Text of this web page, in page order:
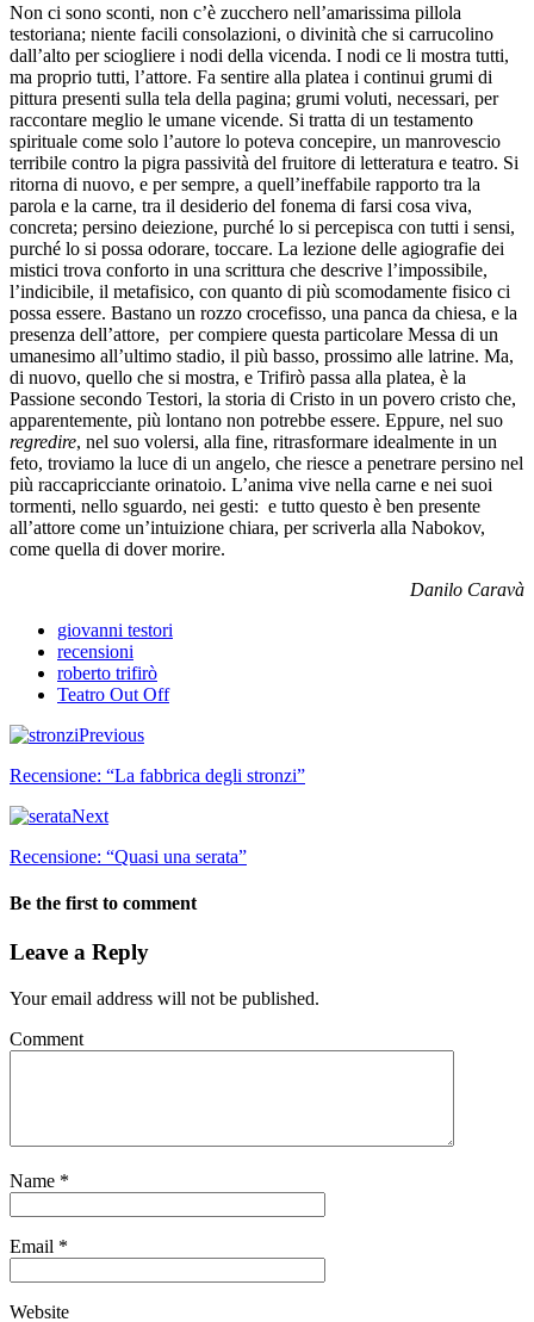
Non ci sono sconti, non c’è zucchero nell’amarissima pillola
testoriana; niente facili consolazioni, o divinità che si carrucolino
dall’alto per sciogliere i nodi della vicenda. I nodi ce li mostra tutti,
ma proprio tutti, l’attore. Fa sentire alla platea i continui grumi di
pittura presenti sulla tela della pagina; grumi voluti, necessari, per
raccontare meglio le umane vicende. Si tratta di un testamento
spirituale come solo l’autore lo poteva concepire, un manrovescio
terribile contro la pigra passività del fruitore di letteratura e teatro. Si
ritorna di nuovo, e per sempre, a quell’ineffabile rapporto tra la
parola e la carne, tra il desiderio del fonema di farsi cosa viva,
concreta; persino deiezione, purché lo si percepisca con tutti i sensi,
purché lo si possa odorare, toccare. La lezione delle agiografie dei
mistici trova conforto in una scrittura che descrive l’impossibile,
l’indicibile, il metafisico, con quanto di più scomodamente fisico ci
possa essere. Bastano un rozzo crocefisso, una panca da chiesa, e la
presenza dell’attore, per compiere questa particolare Messa di un
umanesimo all’ultimo stadio, il più basso, prossimo alle latrine. Ma,
di nuovo, quello che si mostra, e Trifirò passa alla platea, è la
Passione secondo Testori, la storia di Cristo in un povero cristo che,
apparentemente, più lontano non potrebbe essere. Eppure, nel suo
regredire, nel suo volersi, alla fine, ritrasformare idealmente in un
feto, troviamo la luce di un angelo, che riesce a penetrare persino nel
più raccapricciante orinatoio. L’anima vive nella carne e nei suoi
tormenti, nello sguardo, nei gesti: e tutto questo è ben presente
all’attore come un’intuizione chiara, per scriverla alla Nabokov,
come quella di dover morire.
Danilo Caravà
giovanni testori
recensioni
roberto trifirò
Teatro Out Off
Previous
Recensione: “La fabbrica degli stronzi”
Next
Recensione: “Quasi una serata”
Be the first to comment
Leave a Reply
Your email address will not be published.
Comment
Name *
Email *
Website